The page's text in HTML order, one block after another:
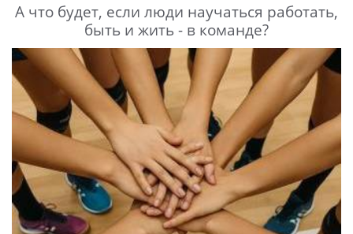
А что будет, если люди научаться работать,
быть и жить - в команде?